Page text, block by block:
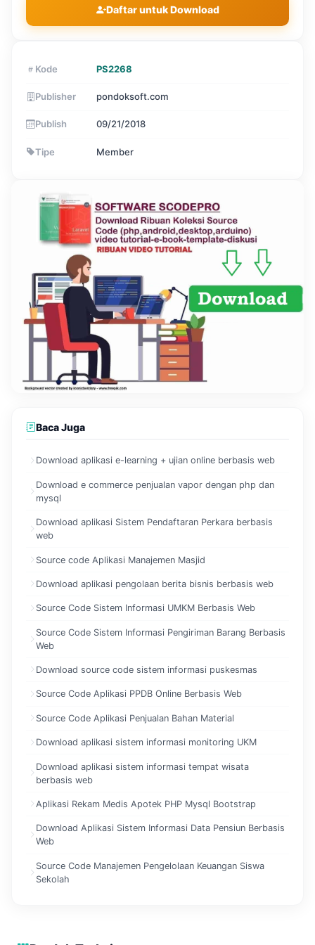
Daftar untuk Download
Kode PS2268
Publisher pondoksoft.com
Publish 09/21/2018
Tipe Member
Baca Juga
Download aplikasi e-learning + ujian online berbasis web
Download e commerce penjualan vapor dengan php dan
mysql
Download aplikasi Sistem Pendaftaran Perkara berbasis
web
Source code Aplikasi Manajemen Masjid
Download aplikasi pengolaan berita bisnis berbasis web
Source Code Sistem Informasi UMKM Berbasis Web
Source Code Sistem Informasi Pengiriman Barang Berbasis
Web
Download source code sistem informasi puskesmas
Source Code Aplikasi PPDB Online Berbasis Web
Source Code Aplikasi Penjualan Bahan Material
Download aplikasi sistem informasi monitoring UKM
Download aplikasi sistem informasi tempat wisata
berbasis web
Aplikasi Rekam Medis Apotek PHP Mysql Bootstrap
Download Aplikasi Sistem Informasi Data Pensiun Berbasis
Web
Source Code Manajemen Pengelolaan Keuangan Siswa
Sekolah